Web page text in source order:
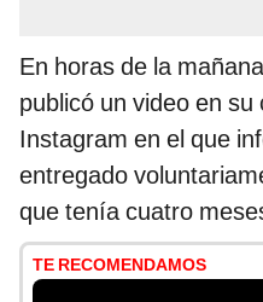
En horas de la
publicó un video en
Instagram en el que
entregado
que tenía cuatro
TE RECOMENDAMOS